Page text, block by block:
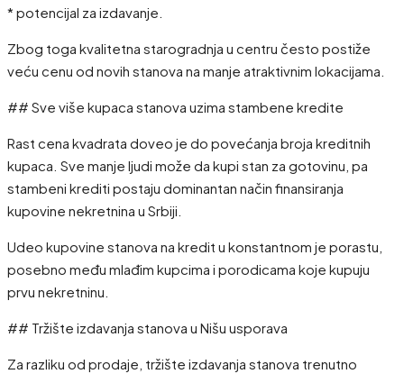
* potencijal za izdavanje.
Zbog toga kvalitetna starogradnja u centru često postiže
veću cenu od novih stanova na manje atraktivnim lokacijama.
## Sve više kupaca stanova uzima stambene kredite
Rast cena kvadrata doveo je do povećanja broja kreditnih
kupaca. Sve manje ljudi može da kupi stan za gotovinu, pa
stambeni krediti postaju dominantan način finansiranja
kupovine nekretnina u Srbiji.
Udeo kupovine stanova na kredit u konstantnom je porastu,
posebno među mlađim kupcima i porodicama koje kupuju
prvu nekretninu.
## Tržište izdavanja stanova u Nišu usporava
Za razliku od prodaje, tržište izdavanja stanova trenutno